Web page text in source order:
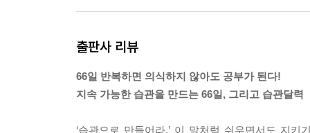
관을 지배했으며 그랬기에 새로운 사상을 만들었
---「법칙4 안 할 수 없게 만들어라」중에서
출판사 리뷰
66일 반복하면 의식하지 않아도 공부가 된다!
지속 가능한 습관을 만드는 66일, 그리고 습관달력
‘습관으로 만들어라.’ 이 말처럼 쉬우면서도 지